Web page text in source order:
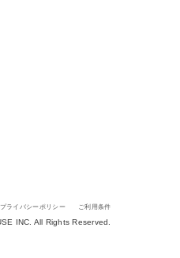
プライバシーポリシー ご利用条件
INC. All Rights Reserved.